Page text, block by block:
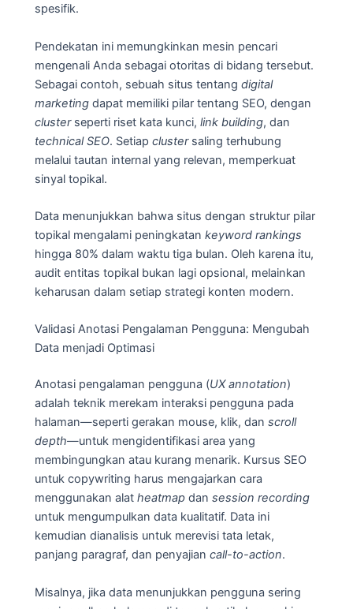
spesifik.
Pendekatan ini memungkinkan mesin pencari
mengenali Anda sebagai otoritas di bidang tersebut.
Sebagai contoh, sebuah situs tentang digital
marketing dapat memiliki pilar tentang SEO, dengan
clusterseperti riset kata kunci, link building, dan
technical SEO. Setiap clustersaling terhubung
melalui tautan internal yang relevan, memperkuat
sinyal topikal.
Data menunjukkan bahwa situs dengan struktur pilar
topikal mengalami peningkatan keyword rankings
hingga 80% dalam waktu tiga bulan. Oleh karena itu,
audit entitas topikal bukan lagi opsional, melainkan
keharusan dalam setiap strategi konten modern.
Validasi Anotasi Pengalaman Pengguna: Mengubah
Data menjadi Optimasi
Anotasi pengalaman pengguna (UX annotation)
adalah teknik merekam interaksi pengguna pada
halaman—seperti gerakan mouse, klik, dan scroll
depth—untuk mengidentifikasi area yang
membingungkan atau kurang menarik. Kursus SEO
untuk copywriting harus mengajarkan cara
menggunakan alat heatmap dan session recording
untuk mengumpulkan data kualitatif. Data ini
kemudian dianalisis untuk merevisi tata letak,
panjang paragraf, dan penyajian call-to-action.
Misalnya, jika data menunjukkan pengguna sering